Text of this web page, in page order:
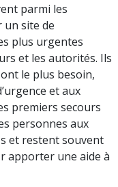
parmi les
un site de
plus urgentes
et les autorités. Ils
le plus besoin,
et aux
premiers secours
personnes aux
et restent souvent
apporter une aide à